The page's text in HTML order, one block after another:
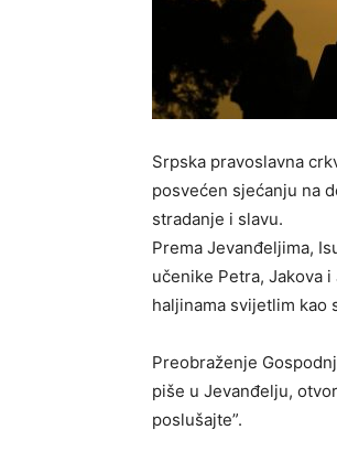
Srpska pravoslavna
posvećen sjećanju na
stradanje i slavu.
Prema Jevanđeljima,
učenike Petra, Jakova
haljinama svijetlim kao
Preobraženje
piše u Jevanđelju,
poslušajte”.